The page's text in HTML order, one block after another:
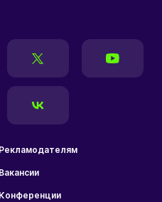
Рекламодателям
Вакансии
Конференции